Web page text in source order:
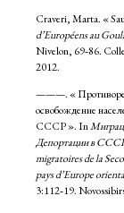
Craveri, Marta. «
d’Européens au
Nivelon, 69‑86.
2012.
———. «
освобождение
СССР ». In
Депортации в СССР
migratoires de la
pays d’Europe
3:112‑19.